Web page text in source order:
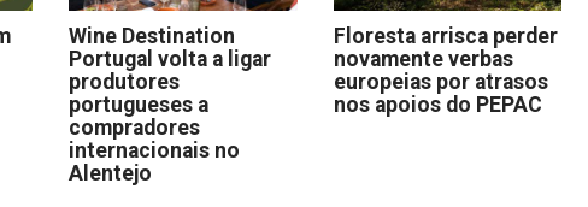
Wine Destination
Portugal volta a ligar
produtores
portugueses a
compradores
internacionais no
Alentejo
Floresta arrisca perder
novamente verbas
europeias por atrasos
nos apoios do PEPAC